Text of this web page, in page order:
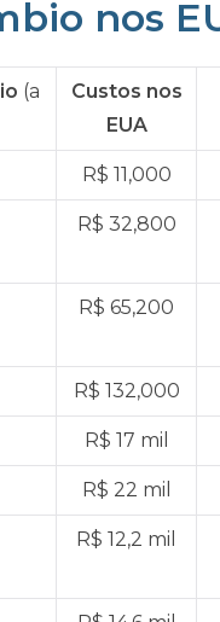
nos
(a
Custos nos
EUA
R$ 11,000
R$ 32,800
R$ 65,200
R$ 132,000
R$ 17 mil
R$ 22 mil
R$ 12,2 mil